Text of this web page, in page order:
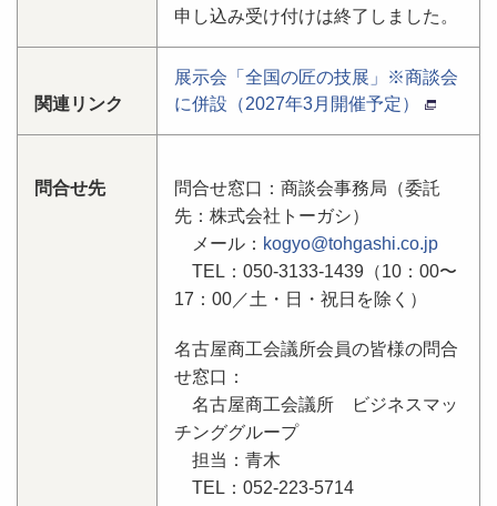
申し込み受け付けは終了しました。
関連リンク
展示会「全国の匠の技展」※商談会
に併設（2027年3月開催予定）
問合せ先
問合せ窓口：商談会事務局（委託
先：株式会社トーガシ）
メール： kogyo@tohgashi.co.jp
TEL：050-3133-1439（10：00〜
17：00／土・日・祝日を除く）
名古屋商工会議所会員の皆様の問合
せ窓口：
名古屋商工会議所 ビジネスマッ
チンググループ
担当：青木
TEL：052-223-5714